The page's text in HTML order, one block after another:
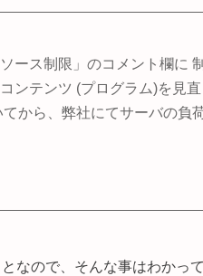
ース制限」のコメント欄に
ンテンツ (プログラム)を見
から、弊社にてサーバの負
なので、そんな事はわかっ